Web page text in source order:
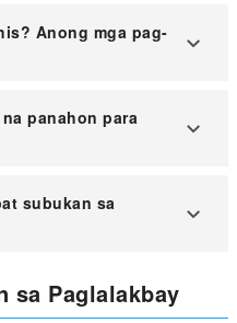
sa Memphis ay ang
(MEM), na siyang
Anong mga pag-
ang Memphis
mainam na
sundin ang
panahon para
tuwing
at taglagas
subukan sa
style barbecue,
pulled pork, at
sa Paglalakbay